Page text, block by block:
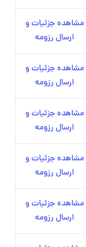
مشاهده جزئیات و
ارسال رزومه
مشاهده جزئیات و
ارسال رزومه
مشاهده جزئیات و
ارسال رزومه
مشاهده جزئیات و
ارسال رزومه
مشاهده جزئیات و
ارسال رزومه